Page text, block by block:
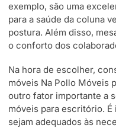
exemplo, são uma
para a saúde da coluna
postura. Além disso,
o conforto dos
Na hora de escolher,
móveis Na Pollo Móveis
outro fator importante a
móveis para escritório.
sejam adequados às